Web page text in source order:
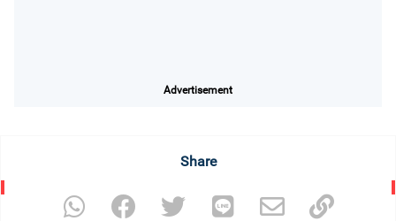
Advertisement
Share